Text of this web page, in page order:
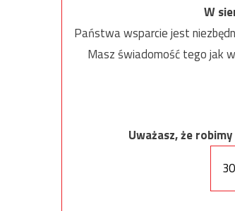
W
Państwa wsparcie jest
Masz świadomość tego jak
Uważasz, że